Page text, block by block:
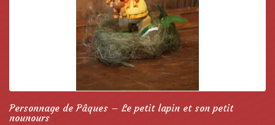
Personnage de Pâques – Le petit lapin et son petit
nounours